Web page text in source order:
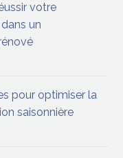
votre
un
pour optimiser la
saisonnière